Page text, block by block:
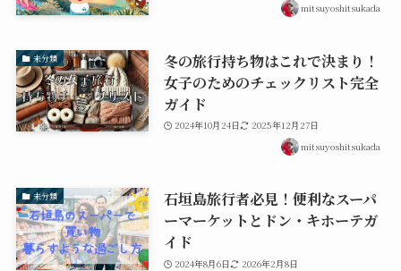
mitsuyoshitsukada
未分類
冬の旅行持ち物はこれで決まり！
女子のためのチェックリスト完全
ガイド
2024年10月24日
2025年12月27日
mitsuyoshitsukada
未分類
石垣島旅行者必見！便利なスーパ
ーマーケットとドン・キホーテガ
イド
2024年8月6日
2026年2月8日